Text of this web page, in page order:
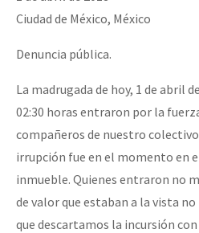
Ciudad de México, México
Denuncia pública.
La madrugada de hoy, 1 de abril
02:30 horas entraron por la
compañeros de nuestro
irrupción fue en el momento en
inmueble. Quienes entraron no
de valor que estaban a la vista
que descartamos la incursión